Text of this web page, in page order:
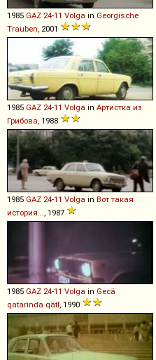
1985 GAZ 24-11 Volga in Georgische
Trauben, 2001
1985 GAZ 24-11 Volga in Артистка из
Грибова, 1988
1985 GAZ 24-11 Volga in Вот такая
история..., 1987
1985 GAZ 24-11 Volga in Gecä
qatarinda qätl, 1990